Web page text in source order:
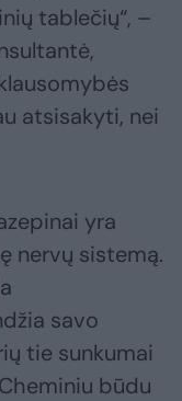
tablečių“, –
atsisakyti, nei
yra
nervų sistemą.
savo
tie sunkumai
būdu